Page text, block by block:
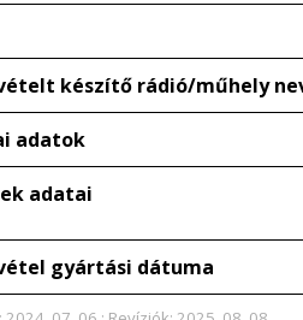
készítő rádió/műhely
adatok
adatai
gyártási dátuma